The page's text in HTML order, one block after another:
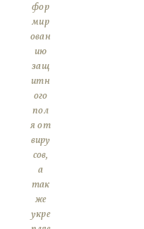
фор
мир
ован
ию
защ
итн
ого
пол
я от
виру
сов,
а
так
же
укре